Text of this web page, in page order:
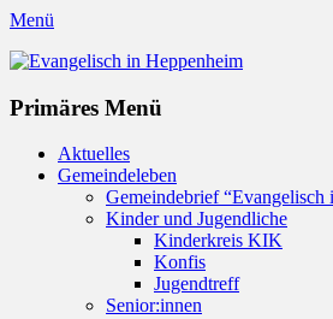
Menü
Evangelisch in Heppenheim
Primäres Menü
Zum
Inhalt
Aktuelles
Gemeindeleben
Gemeindebrief “Evangelisch
Kinder und Jugendliche
Kinderkreis KIK
Konfis
Jugendtreff
Senior:innen